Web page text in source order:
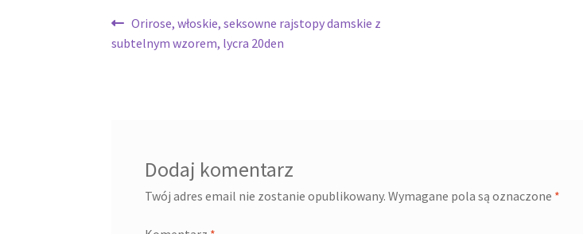
Nawigacja
wpisu
Poprzedni
wpis:
Orirose, włoskie, seksowne rajstopy damskie z
subtelnym wzorem, lycra 20den
Dodaj komentarz
Twój adres email nie zostanie opublikowany. Wymagane pola są oznaczone *